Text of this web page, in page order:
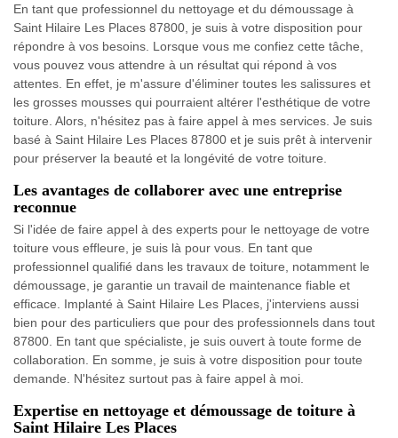
En tant que professionnel du nettoyage et du démoussage à
Saint Hilaire Les Places 87800, je suis à votre disposition pour
répondre à vos besoins. Lorsque vous me confiez cette tâche,
vous pouvez vous attendre à un résultat qui répond à vos
attentes. En effet, je m'assure d'éliminer toutes les salissures et
les grosses mousses qui pourraient altérer l'esthétique de votre
toiture. Alors, n'hésitez pas à faire appel à mes services. Je suis
basé à Saint Hilaire Les Places 87800 et je suis prêt à intervenir
pour préserver la beauté et la longévité de votre toiture.
Les avantages de collaborer avec une entreprise
reconnue
Si l'idée de faire appel à des experts pour le nettoyage de votre
toiture vous effleure, je suis là pour vous. En tant que
professionnel qualifié dans les travaux de toiture, notamment le
démoussage, je garantie un travail de maintenance fiable et
efficace. Implanté à Saint Hilaire Les Places, j'interviens aussi
bien pour des particuliers que pour des professionnels dans tout
87800. En tant que spécialiste, je suis ouvert à toute forme de
collaboration. En somme, je suis à votre disposition pour toute
demande. N'hésitez surtout pas à faire appel à moi.
Expertise en nettoyage et démoussage de toiture à
Saint Hilaire Les Places